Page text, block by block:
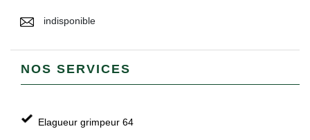
indisponible
NOS SERVICES
Elagueur grimpeur 64